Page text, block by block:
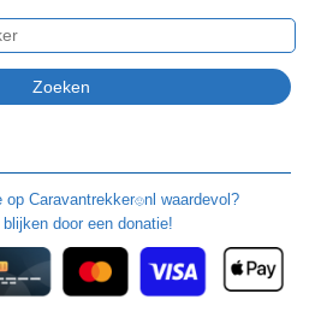
op Caravantrekker🙂nl waardevol?
blijken door een donatie!